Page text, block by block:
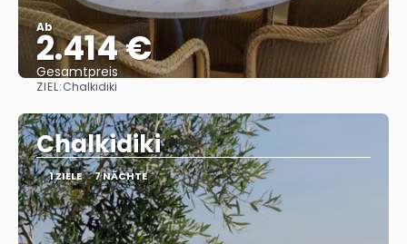
Ab
2.414 €
Gesamtpreis
ZIEL:Chalkidiki
Chalkidiki
1 ZIELE 7 NÄCHTE